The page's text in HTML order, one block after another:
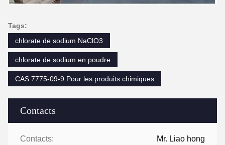
Contacts
Contacts: Mr. Liao hong
Tags:
chlorate de sodium NaClO3
chlorate de sodium en poudre
CAS 7775-09-9 Pour les produits chimiques